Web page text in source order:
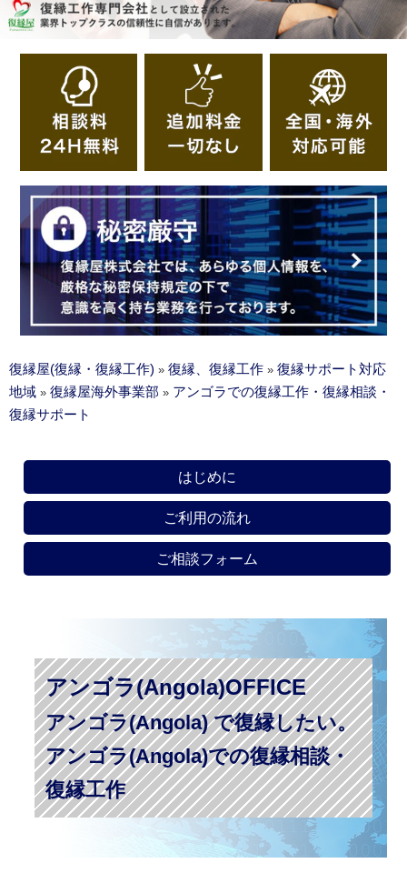
復縁屋(復縁・復縁工作) » 復縁、復縁工作 » 復縁サポート対応
地域 » 復縁屋海外事業部 » アンゴラでの復縁工作・復縁相談・
復縁サポート
はじめに
ご利用の流れ
ご相談フォーム
アンゴラ(Angola)OFFICE
アンゴラ(Angola) で復縁したい。
アンゴラ(Angola)での復縁相談・
復縁工作